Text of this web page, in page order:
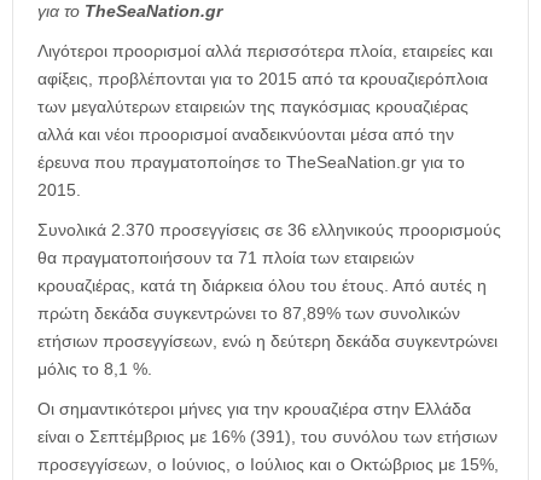
για το TheSeaNation.gr
Λιγότεροι προορισμοί αλλά περισσότερα πλοία, εταιρείες και
αφίξεις, προβλέπονται για το 2015 από τα κρουαζιερόπλοια
των μεγαλύτερων εταιρειών της παγκόσμιας κρουαζιέρας
αλλά και νέοι προορισμοί αναδεικνύονται μέσα από την
έρευνα που πραγματοποίησε το TheSeaNation.gr για το
2015.
Συνολικά 2.370 προσεγγίσεις σε 36 ελληνικούς προορισμούς
θα πραγματοποιήσουν τα 71 πλοία των εταιρειών
κρουαζιέρας, κατά τη διάρκεια όλου του έτους. Από αυτές η
πρώτη δεκάδα συγκεντρώνει το 87,89% των συνολικών
ετήσιων προσεγγίσεων, ενώ η δεύτερη δεκάδα συγκεντρώνει
μόλις το 8,1 %.
Οι σημαντικότεροι μήνες για την κρουαζιέρα στην Ελλάδα
είναι ο Σεπτέμβριος με 16% (391), του συνόλου των ετήσιων
προσεγγίσεων, ο Ιούνιος, ο Ιούλιος και ο Οκτώβριος με 15%,